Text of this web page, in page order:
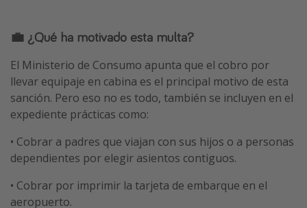
Trabajar en el extranjero
Cruceros por el Mediterráneo
Hoteles más hot de España
Guía de equipaje de mano
Parques de atracciones
Viaja con musicales
El Rey León el musical
Harry Potter en Londres y otros destinos
💼 ¿Qué ha motivado esta multa?
El Ministerio de Consumo apunta que el cobro por
llevar equipaje en cabina es el principal motivo de esta
sanción. Pero eso no es todo, también se incluyen en el
expediente prácticas como:
• Cobrar a padres que viajan con sus hijos o a personas
dependientes por elegir asientos contiguos.
• Cobrar por imprimir la tarjeta de embarque en el
aeropuerto.